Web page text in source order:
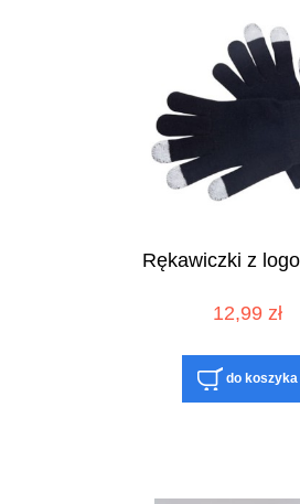
Rękawiczki z
12,99 zł
do koszyka